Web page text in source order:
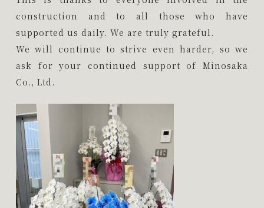
construction and to all those who have
supported us daily. We are truly grateful.
We will continue to strive even harder, so we
ask for your continued support of Minosaka
Co., Ltd.